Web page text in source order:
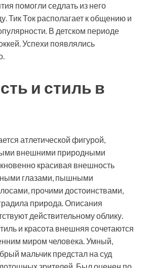
помогли седлать из него
Тик Ток располагает к общению и
В детском периоде
Успехи появлялись
и стиль в
атлетической фигурой,
внешними природными
красивая внешность
глазами, пышными
прочими достоинствами,
природа. Описания
действительному облику.
и красота внешняя сочетаются
миром человека. Умный,
мальчик предстал на суд